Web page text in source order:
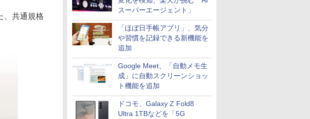
スーパーエージェント」
「ほぼ日手帳アプリ」、気分
や習慣を記録できる新機能を
追加
Google Meet、「自動メモ生
成」に自動スクリーンショッ
ト機能を追加
ドコモ、Galaxy Z Fold8
Ultra 1TBなどを「5G
、共通規格